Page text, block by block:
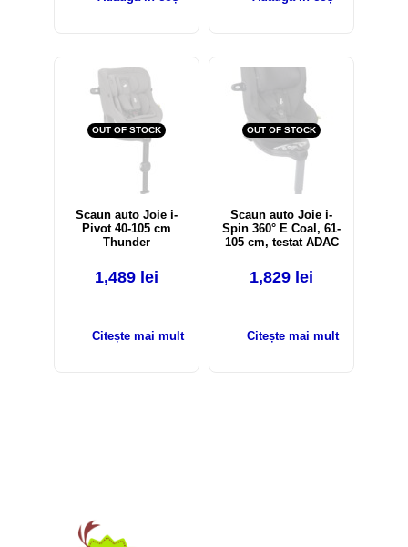
OUT OF STOCK
Scaun auto Joie i-
Pivot 40-105 cm
Thunder
1,489 lei
Citește mai mult
OUT OF STOCK
Scaun auto Joie i-
Spin 360° E Coal, 61-
105 cm, testat ADAC
1,829 lei
Citește mai mult